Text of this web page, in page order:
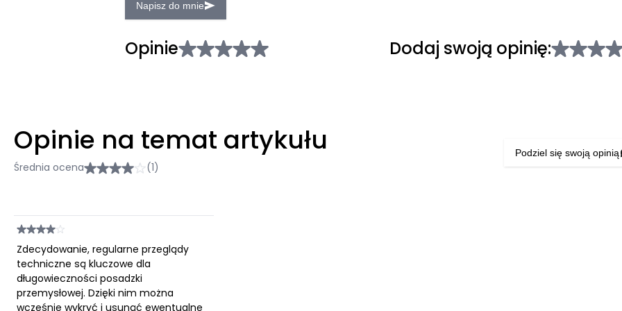
Napisz do mnie
Opinie Dodaj swoją opinię:
Opinie na temat artykułu
Średnia ocena (1)
Podziel się swoją opinią
Zdecydowanie, regularne przeglądy
techniczne są kluczowe dla
długowieczności posadzki
przemysłowej. Dzięki nim można
wcześnie wykryć i usunąć ewentualne